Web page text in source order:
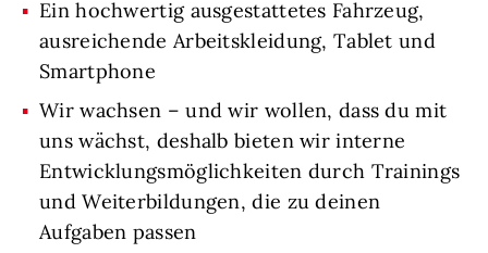
Ein hochwertig ausgestattetes Fahrzeug,
ausreichende Arbeitskleidung, Tablet und
Smartphone
Wir wachsen – und wir wollen, dass du mit
uns wächst, deshalb bieten wir interne
Entwicklungsmöglichkeiten durch Trainings
und Weiterbildungen, die zu deinen
Aufgaben passen